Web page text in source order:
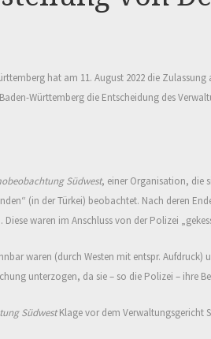
hat am 11. August 2022 die
Württemberg die Entscheidung des
Südwest, einer Organisation, die
(in der Türkei) beobachtet. Nach deren
waren im Anschluss von der Polizei
waren (durch Westen mit entspr.
unterzogen, da sie – so die Polizei – ihre
SüdwestKlage vor dem Verwaltungsgericht